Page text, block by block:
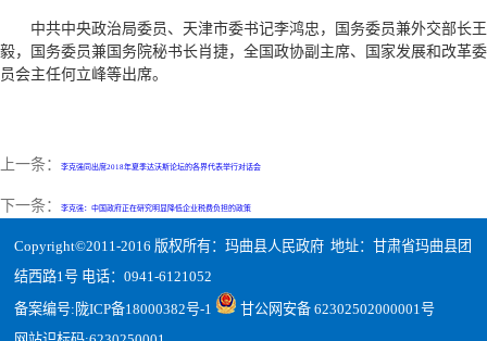
中共中央政治局委员、天津市委书记李鸿忠，国务委员兼外交部长王
毅，国务委员兼国务院秘书长肖捷，全国政协副主席、国家发展和改革委
员会主任何立峰等出席。
上一条： 李克强同出席2018年夏季达沃斯论坛的各界代表举行对话会
下一条： 李克强：中国政府正在研究明显降低企业税费负担的政策
Copyright©2011-2016 版权所有：玛曲县人民政府 地址：甘肃省玛曲县团
结西路1号 电话：0941-6121052
备案编号: 陇ICP备18000382号-1
甘公网安备 62302502000001号